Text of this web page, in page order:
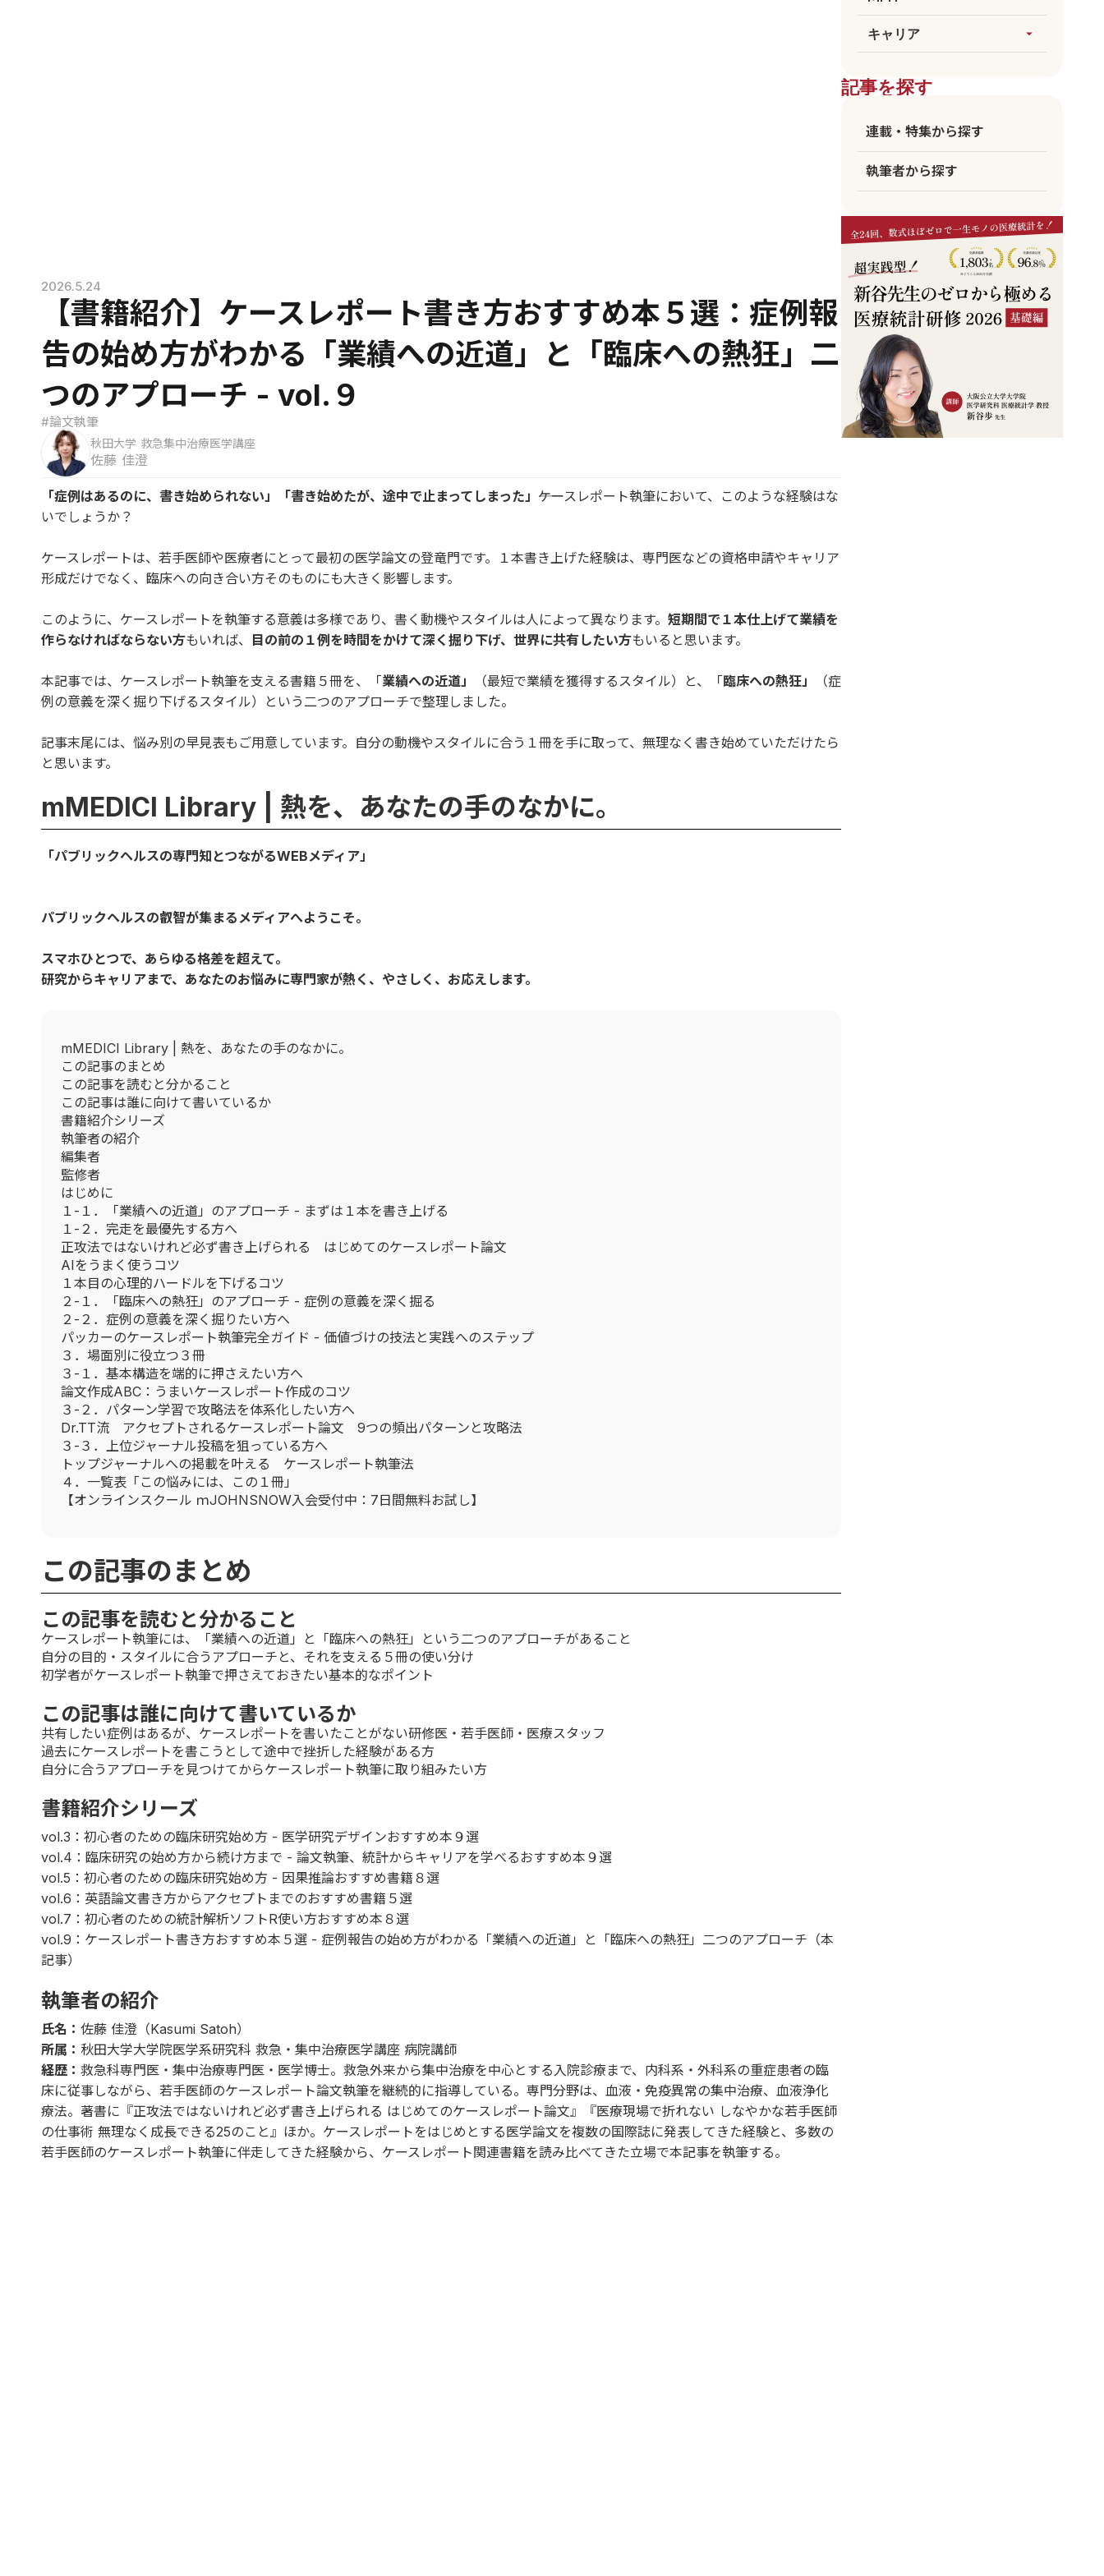
2026.5.24
【書籍紹介】ケースレポート書き方おすすめ本５選：症例報
告の始め方がわかる「業績への近道」と「臨床への熱狂」二
つのアプローチ - vol.９
#論文執筆
秋田大学 救急集中治療医学講座
佐藤 佳澄
「症例はあるのに、書き始められない」「書き始めたが、途中で止まってしまった」 ――ケースレポート執筆において、このような経験はな
いでしょうか？
ケースレポートは、若手医師や医療者にとって最初の医学論文の登竜門です。１本書き上げた経験は、専門医などの資格申請やキャリア
形成だけでなく、臨床への向き合い方そのものにも大きく影響します。
このように、ケースレポートを執筆する意義は多様であり、書く動機やスタイルは人によって異なります。 短期間で１本仕上げて業績を
作らなければならない方もいれば、 目の前の１例を時間をかけて深く掘り下げ、世界に共有したい方もいると思います。
本記事では、ケースレポート執筆を支える書籍５冊を、「業績への近道」 （最短で業績を獲得するスタイル）と、「臨床への熱狂」
（症
例の意義を深く掘り下げるスタイル）という二つのアプローチで整理しました。
記事末尾には、悩み別の早見表もご用意しています。自分の動機やスタイルに合う１冊を手に取って、無理なく書き始めていただけたら
と思います。
mMEDICI Library | 熱を、あなたの手のなかに。
「パブリックヘルスの専門知とつながるWEBメディア」
パブリックヘルスの叡智が集まるメディアへようこそ。
スマホひとつで、あらゆる格差を超えて。
研究からキャリアまで、あなたのお悩みに専門家が熱く、やさしく、お応えします。
mMEDICI Library | 熱を、あなたの手のなかに。
この記事のまとめ
この記事を読むと分かること
この記事は誰に向けて書いているか
書籍紹介シリーズ
執筆者の紹介
編集者
監修者
はじめに
１-１．「業績への近道」のアプローチ - まずは１本を書き上げる
１-２．完走を最優先する方へ
正攻法ではないけれど必ず書き上げられる はじめてのケースレポート論文
AIをうまく使うコツ
１本目の心理的ハードルを下げるコツ
２-１．「臨床への熱狂」のアプローチ - 症例の意義を深く掘る
２-２．症例の意義を深く掘りたい方へ
パッカーのケースレポート執筆完全ガイド - 価値づけの技法と実践へのステップ
３．場面別に役立つ３冊
３-１．基本構造を端的に押さえたい方へ
論文作成ABC：うまいケースレポート作成のコツ
３-２．パターン学習で攻略法を体系化したい方へ
Dr.TT流 アクセプトされるケースレポート論文 9つの頻出パターンと攻略法
３-３．上位ジャーナル投稿を狙っている方へ
トップジャーナルへの掲載を叶える ケースレポート執筆法
４．一覧表「この悩みには、この１冊」
【オンラインスクール ｍJOHNSNOW入会受付中：7日間無料お試し】
この記事のまとめ
この記事を読むと分かること
ケースレポート執筆には、「業績への近道」と「臨床への熱狂」という二つのアプローチがあること
自分の目的・スタイルに合うアプローチと、それを支える５冊の使い分け
初学者がケースレポート執筆で押さえておきたい基本的なポイント
この記事は誰に向けて書いているか
共有したい症例はあるが、ケースレポートを書いたことがない研修医・若手医師・医療スタッフ
過去にケースレポートを書こうとして途中で挫折した経験がある方
自分に合うアプローチを見つけてからケースレポート執筆に取り組みたい方
書籍紹介シリーズ
vol.3 ：初心者のための臨床研究始め方 - 医学研究デザインおすすめ本９選
vol.4 ：臨床研究の始め方から続け方まで - 論文執筆、統計からキャリアを学べるおすすめ本９選
vol.5 ：初心者のための臨床研究始め方 - 因果推論おすすめ書籍８選
vol.6 ：英語論文書き方からアクセプトまでのおすすめ書籍５選
vol.7 ：初心者のための統計解析ソフトR使い方おすすめ本８選
vol.9 ：ケースレポート書き方おすすめ本５選 - 症例報告の始め方がわかる「業績への近道」と「臨床への熱狂」二つのアプローチ（本
記事）
執筆者の紹介
氏名： 佐藤 佳澄（Kasumi Satoh）
所属： 秋田大学大学院医学系研究科 救急・集中治療医学講座 病院講師
経歴： 救急科専門医・集中治療専門医・医学博士。救急外来から集中治療を中心とする入院診療まで、内科系・外科系の重症患者の臨
床に従事しながら、若手医師のケースレポート論文執筆を継続的に指導している。専門分野は、血液・免疫異常の集中治療、血液浄化
療法。著書に『正攻法ではないけれど必ず書き上げられる はじめてのケースレポート論文 』『医療現場で折れない しなやかな若手医師
の仕事術 無理なく成長できる25のこと 』ほか。ケースレポートをはじめとする医学論文を複数の国際誌に発表してきた経験と、多数の
若手医師のケースレポート執筆に伴走してきた経験から、ケースレポート関連書籍を読み比べてきた立場で本記事を執筆する。
論文執筆
医療統計
臨床
ビジネス
すべてを見る
国公立MPH
京大MPH
キャリア arrow_drop_up
医師
看護師
リハビリ
アカデミア
企業職員
記事を探す
連載・特集から探す
執筆者から探す